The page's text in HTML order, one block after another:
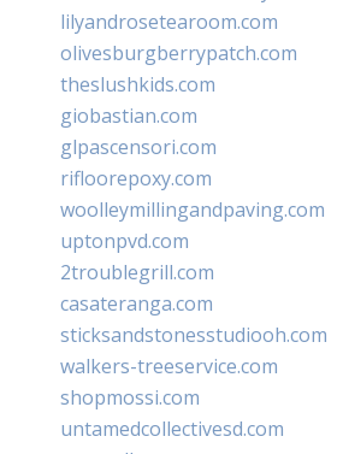
lilyandrosetearoom.com
olivesburgberrypatch.com
theslushkids.com
giobastian.com
glpascensori.com
rifloorepoxy.com
woolleymillingandpaving.com
uptonpvd.com
2troublegrill.com
casateranga.com
sticksandstonesstudiooh.com
walkers-treeservice.com
shopmossi.com
untamedcollectivesd.com